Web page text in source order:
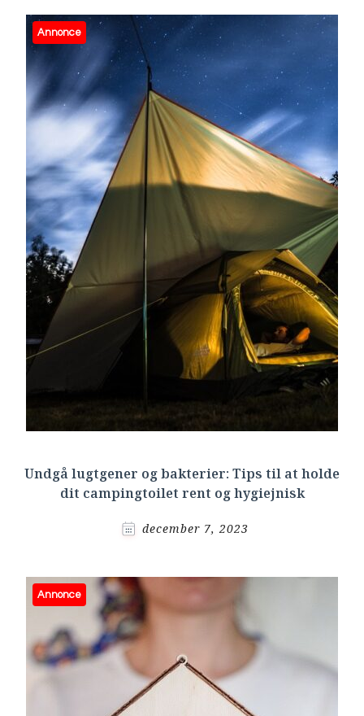
Annonce
Undgå lugtgener og bakterier: Tips til at holde
dit campingtoilet rent og hygiejnisk
december 7, 2023
Annonce